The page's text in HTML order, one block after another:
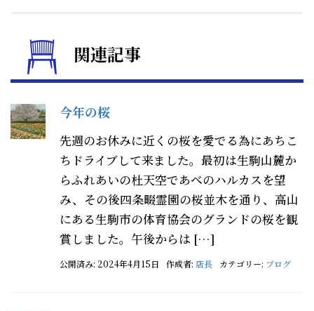
関連記事
今年の桜
先週のお休みに近くの桜を愛でる為にあちこ
ちドライブして来ました。最初は生駒山麓か
らふれあいの杜天空であべのハルカスを望
み、その後四条畷霊園の桜並木を通り、高山
にある生駒市の体育協会のグランドの桜を観
賞しました。午後からは […]
公開済み: 2024年4月15日 作成者: 店長 カテゴリー: ブログ